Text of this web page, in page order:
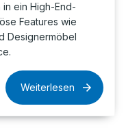
ein High-End-
Features wie
Designermöbel
Weiterlesen